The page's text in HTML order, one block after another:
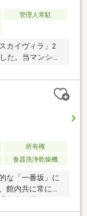
管理人常駐
カイヴィラ」2
た。当マンショ
ございますが、
季折々の景色が
約、ご質問はお
所有権
食器洗浄乾燥機
な「一番坂」に
館内共に常に丁
泉大浴場はオー
ちています。今